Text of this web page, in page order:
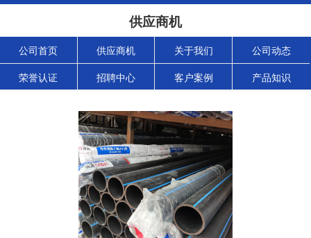
供应商机
公司首页 供应商机 关于我们 公司动态
荣誉认证 招聘中心 客户案例 产品知识